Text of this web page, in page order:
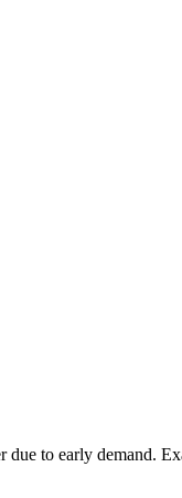
to early demand.